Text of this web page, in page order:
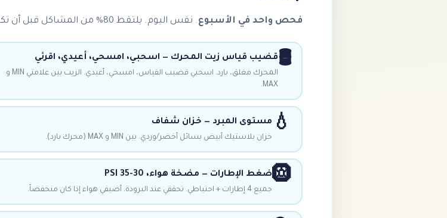
فحص واحد في الأسبوع. نفس اليوم. يلتقط 80% من المشاكل قبل أن تكلف.
🛢️قضيب قياس زيت المحرك — اسحبي، امسحي، أعيدي، اقرئي
المحرك مغلق، بارد. اسحبي قضيب القياس، امسحي، أعيدي. الزيت بين علامتي MIN و
MAX.
💧 مستوى المبرد — خزان شفاف
خزان بلاستيك أبيض بسائل أخضر/وردي. بين MIN و MAX (محرك بارد).
🛞ضغط الإطارات — مضخة هواء، 30-35 PSI
جميع 4 إطارات + احتياطي. تحققي عند البرودة. أضيفي هواء إذا كان منخفضاً.